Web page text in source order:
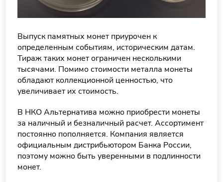
Выпуск памятных монет приурочен к
определенным событиям, историческим датам.
Тираж таких монет ограничен несколькими
тысячами. Помимо стоимости металла монеты
обладают коллекционной ценностью, что
увеличивает их стоимость.
В НКО Альтернатива можно приобрести монеты
за наличный и безналичный расчет. Ассортимент
постоянно пополняется. Компания является
официальным дистрибьютором Банка России,
поэтому можно быть уверенными в подлинности
монет.